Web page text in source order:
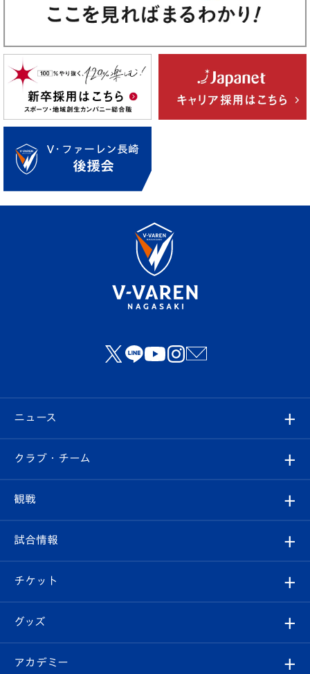
ニュース
すべて
クラブ
試合情報
チケット
イベント
クラブ・チーム
クラブ概要
エンブレム紹介
スタッフプロフィール
観戦
観戦ルール
はじめての観戦ガイド
Revive Team
試合情報
試合日程/結果
フォトギャラリー
チケット
チケット
グッズ
オンラインショップ
アカデミー